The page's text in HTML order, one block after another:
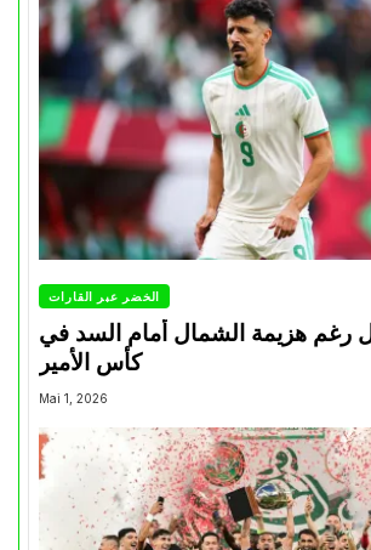
الخضر عبر القارات
رغم هزيمة الشمال أمام السد في
كأس الأمير
Mai 1, 2026